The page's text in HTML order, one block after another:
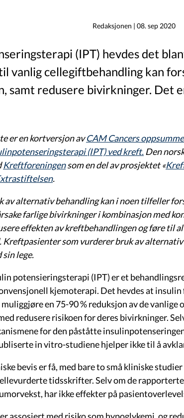
Redaksjonen | 08. sep 2020
(IPT) hevdes det
vanlig cellegiftbehandling kan
samt redusere bivirkninger.
er en kortversjon avCAM Cancers
(IPT) ved kreft. Den
Kreftforeningensom en del av prosjektet «
.
av alternativ behandling kan i noen tilfeller
farlige bivirkninger i kombinasjon med
effekten av kreftbehandlingen og føre til
Kreftpasienter som vurderer bruk av
sin lege.
potensieringsterapi (IPT) er et
kjemoterapi. Det hevdes at
en 75-90 % reduksjon av de vanlige
redusere risikoen for deres bivirkninger.
for den påståtte
in vitro-studiene hjelper ikke til å
bevis er få, med bare to små kliniske
tidsskrifter. Selv om de
har ikke effekter på